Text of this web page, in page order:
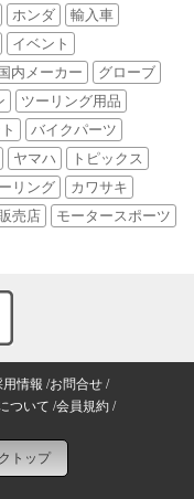
ホンダ
輸入車
イベント
国内メーカー
グローブ
ツーリング用品
バイクパーツ
ヤマハ
トピックス
リング
カワサキ
売店
モータースポーツ
用情報 お問合せ
ついて 会員規約
トップ